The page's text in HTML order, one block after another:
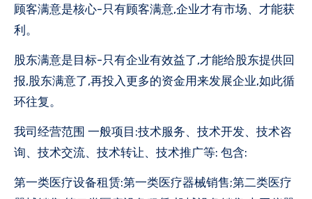
顾客满意是核心-只有顾客满意,企业才有市场、才能获
利。
股东满意是目标-只有企业有效益了,才能给股东提供回
报,股东满意了,再投入更多的资金用来发展企业,如此循
环往复。
我司经营范围 一般项目:技术服务、技术开发、技术咨
询、技术交流、技术转让、技术推广等: 包含:
第一类医疗设备租赁:第一类医疗器械销售;第二类医疗